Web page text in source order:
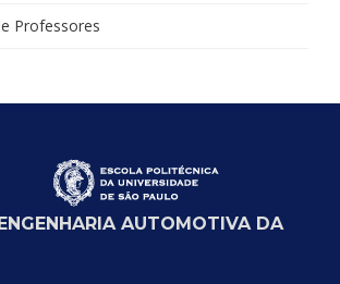
Professores
AUTOMOTIVA DA